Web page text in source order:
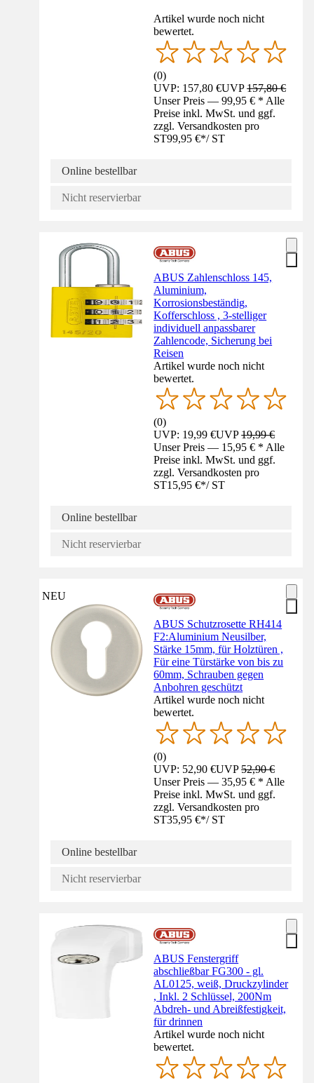
Artikel wurde noch nicht
bewertet.
(0)
UVP: 157,80 €UVP157,80 €
Unser Preis — 99,95 € * Alle
Preise inkl. MwSt. und ggf.
zzgl. Versandkosten pro
ST99,95 €*/ ST
Online bestellbar
Nicht reservierbar
ABUS Zahlenschloss 145,
Aluminium,
Korrosionsbeständig,
Kofferschloss , 3-stelliger
individuell anpassbarer
Zahlencode, Sicherung bei
Reisen
Artikel wurde noch nicht
bewertet.
(0)
UVP: 19,99 €UVP19,99 €
Unser Preis — 15,95 € * Alle
Preise inkl. MwSt. und ggf.
zzgl. Versandkosten pro
ST15,95 €*/ ST
Online bestellbar
Nicht reservierbar
NEU
ABUS Schutzrosette RH414
F2:Aluminium Neusilber,
Stärke 15mm, für Holztüren ,
Für eine Türstärke von bis zu
60mm, Schrauben gegen
Anbohren geschützt
Artikel wurde noch nicht
bewertet.
(0)
UVP: 52,90 €UVP52,90 €
Unser Preis — 35,95 € * Alle
Preise inkl. MwSt. und ggf.
zzgl. Versandkosten pro
ST35,95 €*/ ST
Online bestellbar
Nicht reservierbar
ABUS Fenstergriff
abschließbar FG300 - gl.
AL0125, weiß, Druckzylinder
, Inkl. 2 Schlüssel, 200Nm
Abdreh- und Abreißfestigkeit,
für drinnen
Artikel wurde noch nicht
bewertet.